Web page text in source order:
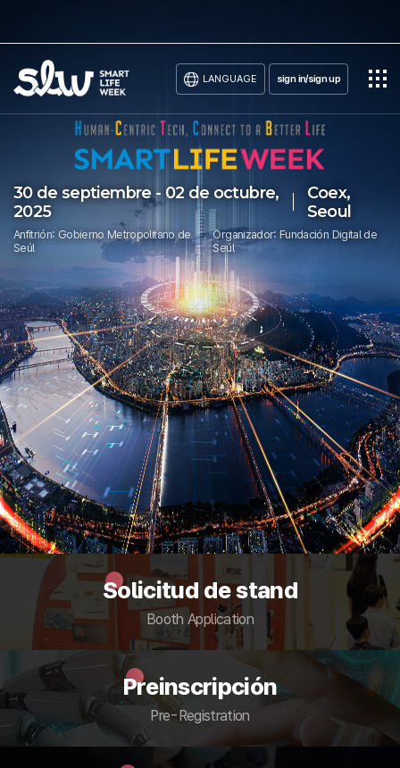
LANGUAGE sign in/sign up
30 de septiembre - 02 de octubre,
2025
Coex,
Seoul
Anfitrión: Gobierno Metropolitano de
Seúl
Organizador: Fundación Digital de
Seúl
Solicitud de stand
Booth Application
Preinscripción
Pre-Registration